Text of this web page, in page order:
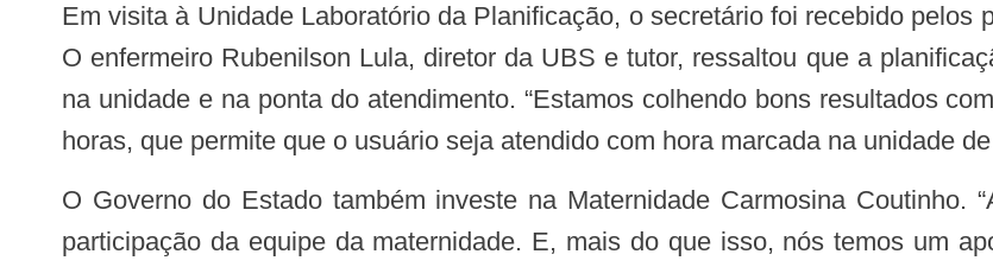
Em visita à Unidade Laboratório da Planificação, o secretário foi recebido pelos profissionais de saúde e tutores da Planificação.
O enfermeiro Rubenilson Lula, diretor da UBS e tutor, ressaltou que a
na unidade e na ponta do atendimento. “Estamos colhendo bons resultados
horas, que permite que o usuário seja atendido com hora marcada na unidade
O Governo do Estado também investe na Maternidade Carmosina Coutinho. “A planificação também está sendo feita com a
participação da equipe da maternidade. E, mais do que isso, nós temos um